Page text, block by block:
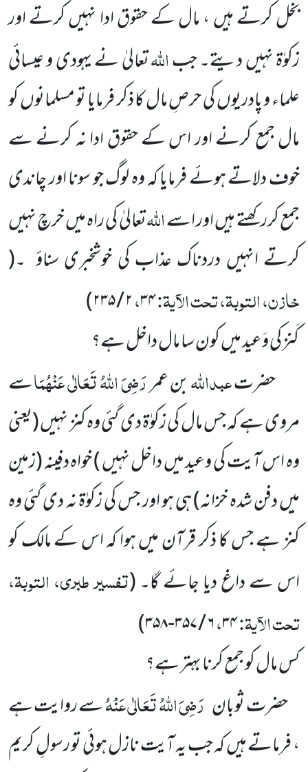
بخل کرتے ہیں ، مال کے حقوق ادا نہیں کرتے اور
زکوٰۃ نہیں دیتے۔ جباللہتعالیٰ نے یہودی و عیسائی
علماء و پادریوں کی حرصِ مال کا ذکر فرمایا تو مسلمانوں کو
مال جمع کرنے اور اس کے حقوق ادا نہ کرنے سے
خوف دلاتے ہوئے فرمایا کہ وہ لوگ جو سونا اور چاندی
جمع کررکھتے ہیں اور اسےاللہتعالیٰ کی راہ میں خرچ نہیں
کرتے انہیں دردناک عذاب کی خوشخبری سناؤ ۔(
خازن، التوبۃ، تحت الآیۃ:۳۴،۲ / ۲۳۵
)
کَنز کی وَعید میں کون سا مال داخل ہے؟
حضرتعبداللہبن عمررَضِیَ اللہُ تَعَالٰی عَنْہُمَاسے
مروی ہے کہ جس مال کی زکوٰۃ دی گئی وہ کنز نہیں (یعنی
وہ اس آیت کی وعید میں داخل نہیں ) خواہ دفینہ (زمین
میں دفن شدہ خزانہ) ہی ہو اور جس کی زکوٰۃ نہ دی گئی وہ
کنز ہے جس کا ذکر قرآن میں ہوا کہ اس کے مالک کو
اس سے داغ دیا جائے گا۔(تفسیر طبری، التوبۃ،
تحت الآیۃ:۳۴،۶ / ۳۵۷-۳۵۸
)
کس مال کو جمع کرنا بہتر ہے؟
حضرت ثوبان رَضِیَ اللہُ تَعَالٰی عَنْہُسے روایت ہے
، فرماتے ہیں کہ جب یہ آیت نازل ہوئی تو رسولِ کریم